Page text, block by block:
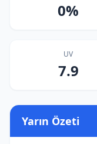
0%
UV
7.9
Yarın Özeti